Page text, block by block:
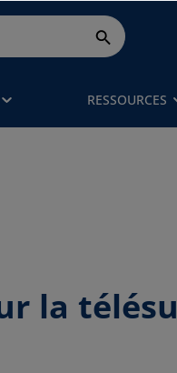
RESSOURCES
la